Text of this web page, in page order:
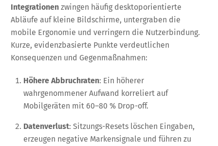
Integrationen zwingen häufig desktoporientierte
Abläufe auf kleine Bildschirme, untergraben die
mobile Ergonomie und verringern die Nutzerbindung.
Kurze, evidenzbasierte Punkte verdeutlichen
Konsequenzen und Gegenmaßnahmen:
Höhere Abbruchraten: Ein höherer
wahrgenommener Aufwand korreliert auf
Mobilgeräten mit 60–80 % Drop-off.
Datenverlust: Sitzungs-Resets löschen Eingaben,
erzeugen negative Markensignale und führen zu